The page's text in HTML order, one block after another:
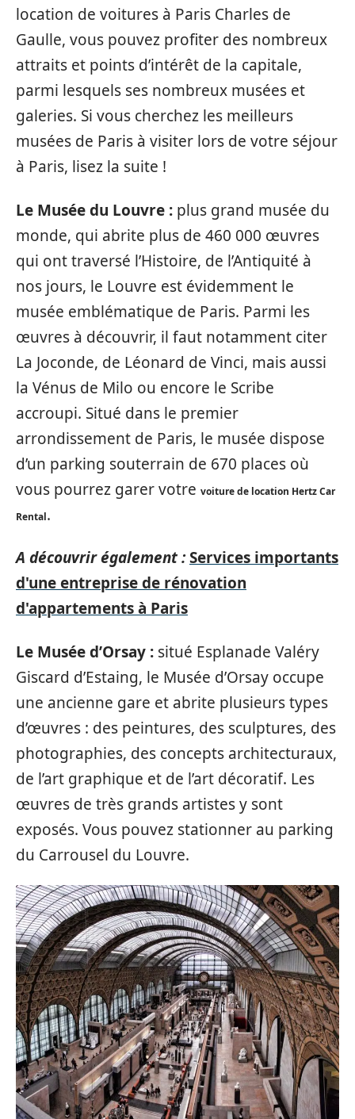
location de voitures à Paris Charles de
Gaulle, vous pouvez profiter des nombreux
attraits et points d’intérêt de la capitale,
parmi lesquels ses nombreux musées et
galeries. Si vous cherchez les meilleurs
musées de Paris à visiter lors de votre séjour
à Paris, lisez la suite !
Le Musée du Louvre : plus grand musée du
monde, qui abrite plus de 460 000 œuvres
qui ont traversé l’Histoire, de l’Antiquité à
nos jours, le Louvre est évidemment le
musée emblématique de Paris. Parmi les
œuvres à découvrir, il faut notamment citer
La Joconde, de Léonard de Vinci, mais aussi
la Vénus de Milo ou encore le Scribe
accroupi. Situé dans le premier
arrondissement de Paris, le musée dispose
d’un parking souterrain de 670 places où
vous pourrez garer votre voiture de location Hertz Car
Rental.
A découvrir également :Services importants
d'une entreprise de rénovation
d'appartements à Paris
Le Musée d’Orsay : situé Esplanade Valéry
Giscard d’Estaing, le Musée d’Orsay occupe
une ancienne gare et abrite plusieurs types
d’œuvres : des peintures, des sculptures, des
photographies, des concepts architecturaux,
de l’art graphique et de l’art décoratif. Les
œuvres de très grands artistes y sont
exposés. Vous pouvez stationner au parking
du Carrousel du Louvre.